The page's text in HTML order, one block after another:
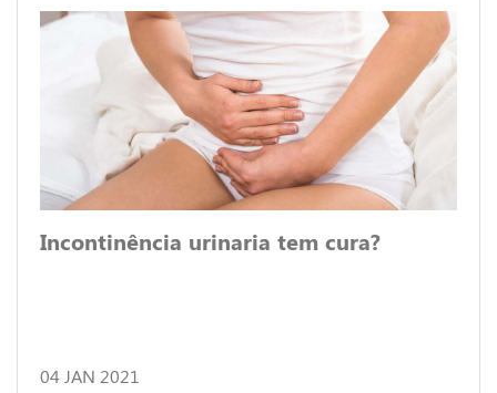
Incontinência urinaria tem cura?
04 JAN 2021